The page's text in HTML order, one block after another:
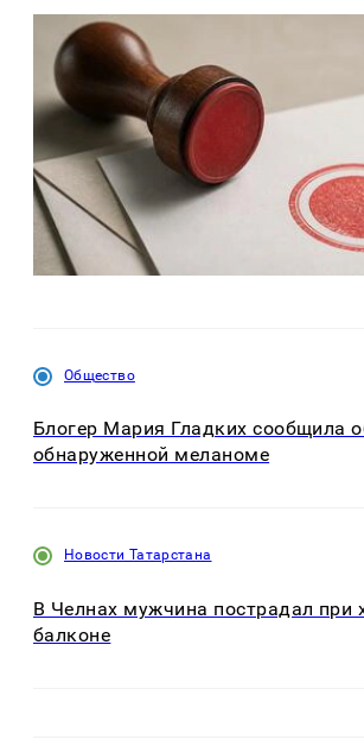
Общество
Блогер Мария Гладких сообщила
обнаруженной меланоме
Новости Татарстана
В Челнах мужчина пострадал при
балконе